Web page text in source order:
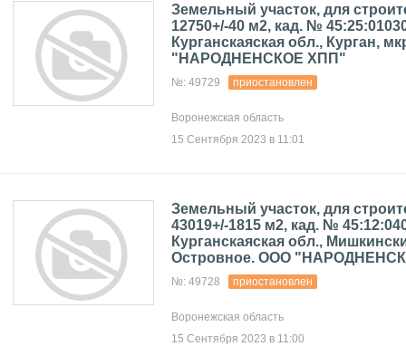
Земельный участок, для
12750+/-40 м2, кад. №
Курганскаяская обл., Курган,
"НАРОДНЕНСКОЕ ХПП"
№: 49729 приостановлен
Воронежская область
15 Сентября 2023 в 11:01
Земельный участок, для
43019+/-1815 м2, кад. №
Курганскаяская обл.,
Островное. ООО
№: 49728 приостановлен
Воронежская область
15 Сентября 2023 в 11:00